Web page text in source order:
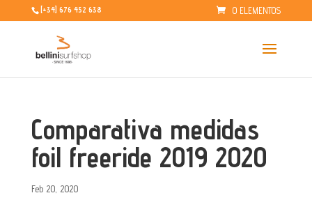
[+34] 676 452 638 0 ELEMENTOS
Comparativa medidas
foil freeride 2019 2020
Feb 20, 2020